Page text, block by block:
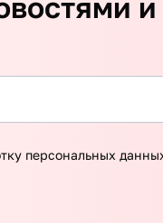
и
персональных